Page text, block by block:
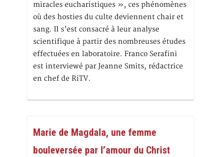
miracles eucharistiques », ces phénomènes
où des hosties du culte deviennent chair et
sang. Il s’est consacré à leur analyse
scientifique à partir des nombreuses études
effectuées en laboratoire. Franco Serafini
est interviewé par Jeanne Smits, rédactrice
en chef de RiTV.
Marie de Magdala, une femme
bouleversée par l’amour du Christ